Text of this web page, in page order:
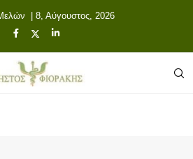
| 8, Αύγουστος, 2026